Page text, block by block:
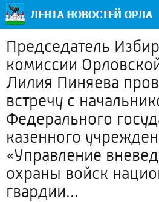
Председатель
комиссии
Лилия Пиняева
встречу с
Федерального
казенного
«Управление
охраны войск
гвардии...